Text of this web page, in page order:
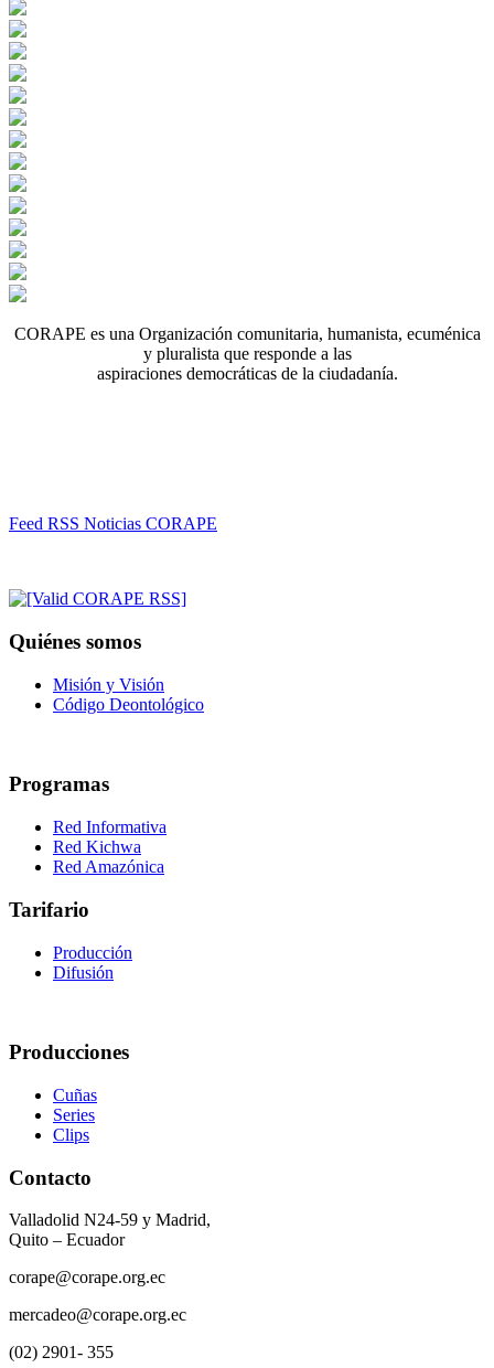
CORAPE es una Organización comunitaria, humanista, ecuménica
y pluralista que responde a las
aspiraciones democráticas de la ciudadanía.
Feed RSS Noticias CORAPE
Quiénes somos
Misión y Visión
Código Deontológico
Programas
Red Informativa
Red Kichwa
Red Amazónica
Tarifario
Producción
Difusión
Producciones
Cuñas
Series
Clips
Contacto
Valladolid N24-59 y Madrid,
Quito – Ecuador
corape@corape.org.ec
mercadeo@corape.org.ec
(02) 2901- 355